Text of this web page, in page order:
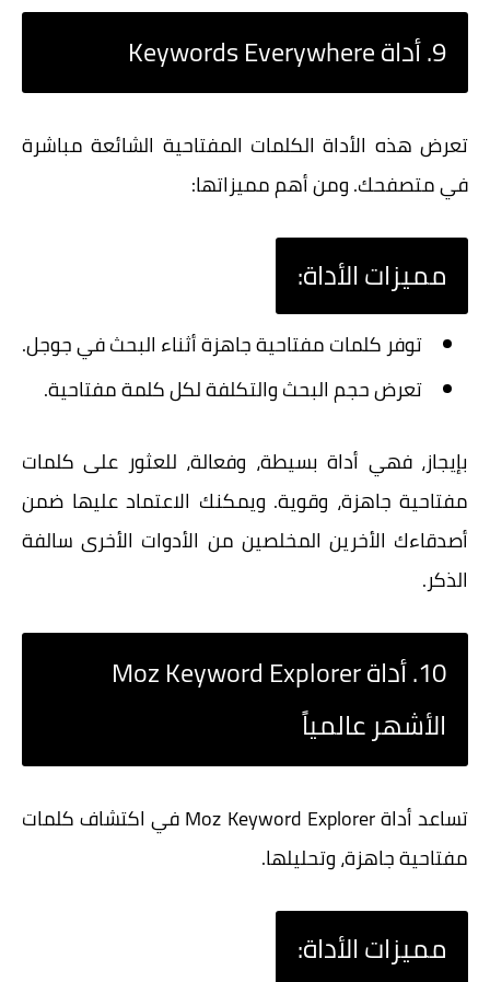
9. أداة Keywords Everywhere
تعرض هذه الأداة الكلمات المفتاحية الشائعة مباشرة
في متصفحك. ومن أهم مميزاتها:
مميزات الأداة:
توفر كلمات مفتاحية جاهزة أثناء البحث في جوجل.
تعرض حجم البحث والتكلفة لكل كلمة مفتاحية.
بإيجاز، فهي أداة بسيطة، وفعالة، للعثور على كلمات
مفتاحية جاهزة، وقوية. ويمكنك الاعتماد عليها ضمن
أصدقاءك الأخرين المخلصين من الأدوات الأخرى سالفة
الذكر.
10. أداة Moz Keyword Explorer
الأشهر عالمياً
تساعد أداة Moz Keyword Explorer في اكتشاف كلمات
مفتاحية جاهزة، وتحليلها.
مميزات الأداة: